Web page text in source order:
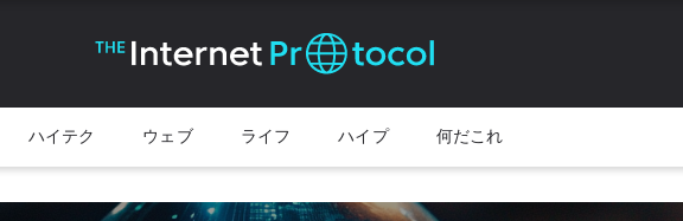
ハイテク ウェブ ライフ ハイプ 何だこれ